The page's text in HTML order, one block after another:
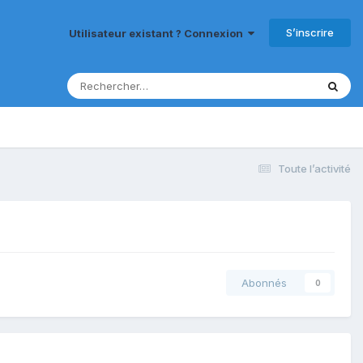
Utilisateur existant ? Connexion S’inscrire
Toute l’activité
Abonnés 0